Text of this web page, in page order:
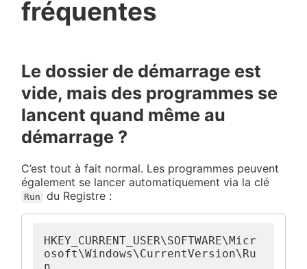
fréquentes
Le dossier de démarrage est
vide, mais des programmes se
lancent quand même au
démarrage ?
C’est tout à fait normal. Les programmes peuvent
également se lancer automatiquement via la clé
Run du Registre :
HKEY_CURRENT_USER\SOFTWARE\Micr
osoft\Windows\CurrentVersion\Ru